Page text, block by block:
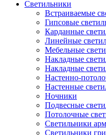
Светильники
Встраиваемые
Гипсовые
Карданные
Линейные
Мебельные
Накладные
Накладные
Настенно-
Настенные
Ночники
Подвесные
Потолочные
Светильники
Светильники